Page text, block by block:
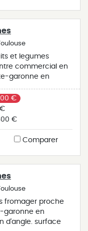
et legumes
commercial en
garonne en
vendu pour
1 personne. affaire
important au
ttc inclus à la
et hors taxes
de commerce :
€
€
Comparer
fromager proche
garonne en
d'angle. surface